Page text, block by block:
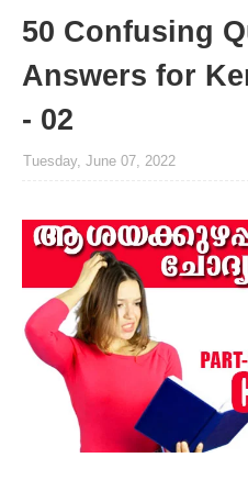
50 Confusing
Answers for
- 02
Tuesday, June 07, 2022